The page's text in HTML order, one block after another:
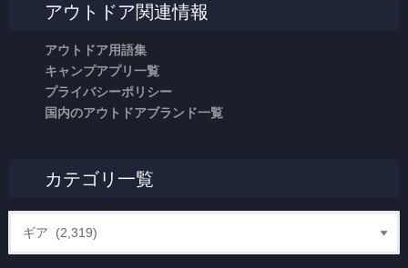
アウトドア関連情報
アウトドア用語集
キャンプアプリ一覧
プライバシーポリシー
国内のアウトドアブランド一覧
カテゴリ一覧